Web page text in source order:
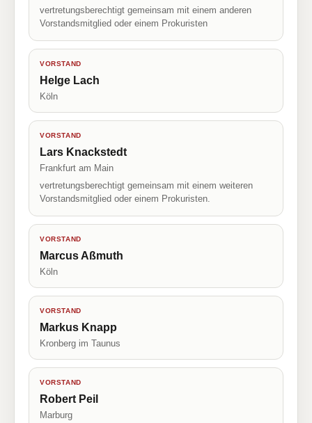
vertretungsberechtigt gemeinsam mit einem anderen
Vorstandsmitglied oder einem Prokuristen
VORSTAND
Helge Lach
Köln
VORSTAND
Lars Knackstedt
Frankfurt am Main
vertretungsberechtigt gemeinsam mit einem weiteren
Vorstandsmitglied oder einem Prokuristen.
VORSTAND
Marcus Aßmuth
Köln
VORSTAND
Markus Knapp
Kronberg im Taunus
VORSTAND
Robert Peil
Marburg